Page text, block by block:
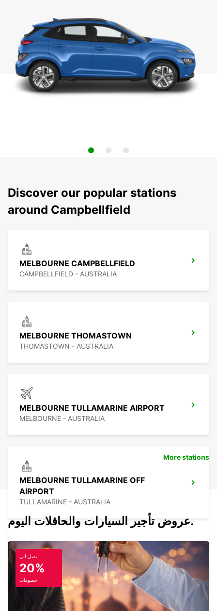
Discover our popular stations
around Campbellfield
MELBOURNE CAMPBELLFIELD
CAMPBELLFIELD - AUSTRALIA
MELBOURNE THOMASTOWN
THOMASTOWN - AUSTRALIA
MELBOURNE TULLAMARINE AIRPORT
MELBOURNE - AUSTRALIA
MELBOURNE TULLAMARINE OFF
AIRPORT
TULLAMARINE - AUSTRALIA
MELBOURNE CITY
MELBOURNE - AUSTRALIA
More stations
عروض تأجير السيارات والحافلات اليوم.
تصل الى
20%
خصومات